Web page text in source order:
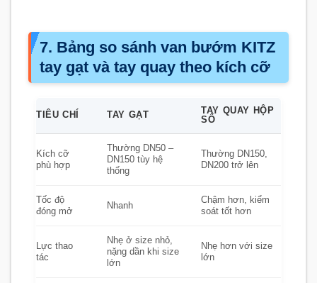
7. Bảng so sánh van bướm KITZ
tay gạt và tay quay theo kích cỡ
TIÊU CHÍ TAY GẠT
TAY QUAY HỘP
SỐ
Kích cỡ
phù hợp
Thường DN50 –
DN150 tùy hệ
thống
Thường DN150,
DN200 trở lên
Tốc độ
đóng mở
Nhanh
Chậm hơn, kiểm
soát tốt hơn
Lực thao
tác
Nhẹ ở size nhỏ,
nặng dần khi size
lớn
Nhẹ hơn với size
lớn